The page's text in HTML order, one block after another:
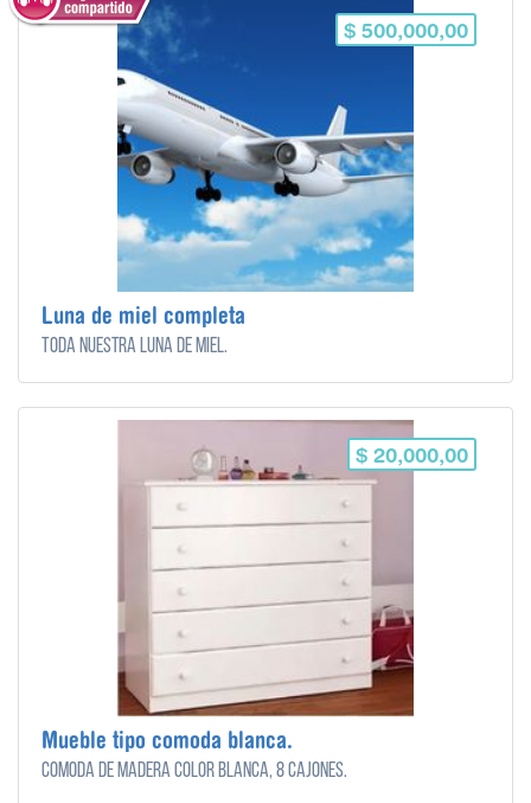
$ 500,000,00
Luna de miel completa
Toda nuestra luna de miel.
$ 20,000,00
Mueble tipo comoda blanca.
Cómoda de madera color blanca, 8 cajones.